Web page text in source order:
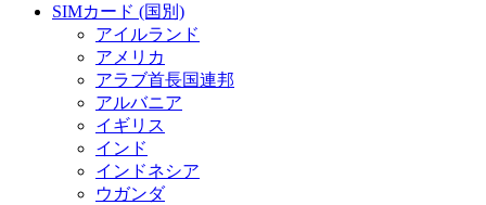
SIMカード (国別)
アイルランド
アメリカ
アラブ首長国連邦
アルバニア
イギリス
インド
インドネシア
ウガンダ